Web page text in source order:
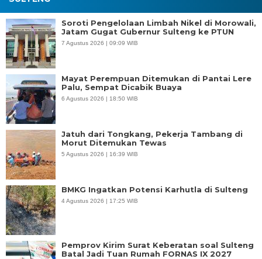
Soroti Pengelolaan Limbah Nikel di Morowali,
Jatam Gugat Gubernur Sulteng ke PTUN
7 Agustus 2026 | 09:09 WIB
Mayat Perempuan Ditemukan di Pantai Lere
Palu, Sempat Dicabik Buaya
6 Agustus 2026 | 18:50 WIB
Jatuh dari Tongkang, Pekerja Tambang di
Morut Ditemukan Tewas
5 Agustus 2026 | 16:39 WIB
BMKG Ingatkan Potensi Karhutla di Sulteng
4 Agustus 2026 | 17:25 WIB
Pemprov Kirim Surat Keberatan soal Sulteng
Batal Jadi Tuan Rumah FORNAS IX 2027